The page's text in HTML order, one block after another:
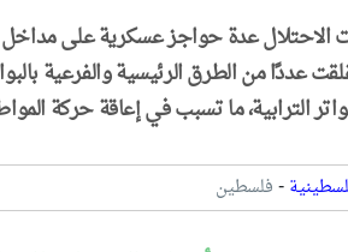
عدة حواجز عسكرية على مداخل
عددًا من الطرق الرئيسية والفرعية
الترابية، ما تسبب في إعاقة حركة
-فلسطين